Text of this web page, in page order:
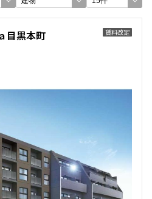
部屋数
件
検索
賃料改定
目黒本町